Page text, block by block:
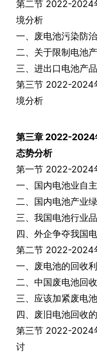
第二节 2022-2024
境分析
一、废电池污染防
二、关于限制电池
三、进出口电池产
第三节 2022-2024
境分析
第三章 2022-2024
态势分析
第一节 2022-2024
一、国内电池业自
二、国内电池产业
三、我国电池行业
四、外企争夺我国
第二节 2022-2024
一、废电池的回收
二、中国废电池回
三、应该加紧废电
四、废旧电池回收
第三节 2022-2024
讨